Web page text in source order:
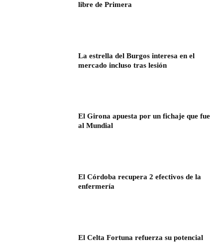
libre de Primera
La estrella del Burgos interesa en el
mercado incluso tras lesión
El Girona apuesta por un fichaje que fue
al Mundial
El Córdoba recupera 2 efectivos de la
enfermería
El Celta Fortuna refuerza su potencial